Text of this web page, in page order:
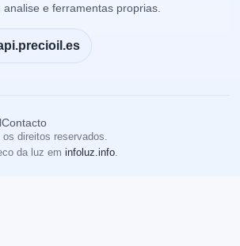
e ferramentas proprias.
Contacto
direitos reservados.
da luz eminfoluz.info